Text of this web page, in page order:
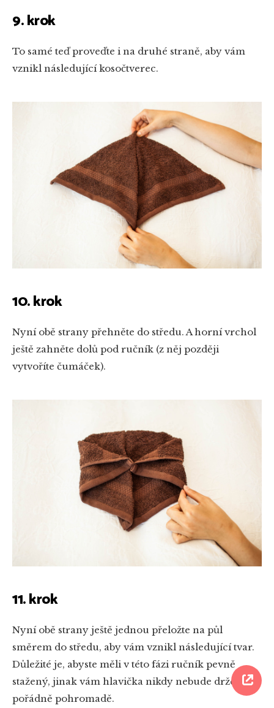
9. krok
To samé teď proveďte i na druhé straně, aby vám
vznikl následující kosočtverec.
10. krok
Nyní obě strany přehněte do středu. A horní vrchol
ještě zahněte dolů pod ručník (z něj později
vytvoříte čumáček).
11. krok
Nyní obě strany ještě jednou přeložte na půl
směrem do středu, aby vám vznikl následující tvar.
Důležité je, abyste měli v této fázi ručník pevně
stažený, jinak vám hlavička nikdy nebude držet
pořádně pohromadě.